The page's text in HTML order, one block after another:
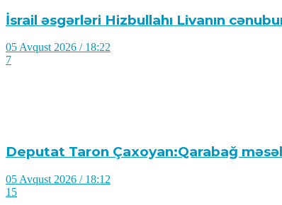
İsrail əsgərləri Hizbullahı Livanın
05 Avqust 2026 / 18:22
7
Deputat Taron Çaxoyan:Qarabağ
05 Avqust 2026 / 18:12
15